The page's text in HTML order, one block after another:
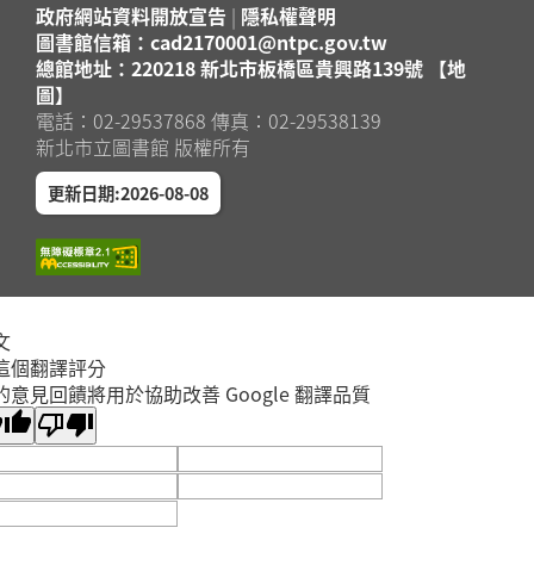
政府網站資料開放宣告 | 隱私權聲明
圖書館信箱：cad2170001@ntpc.gov.tw
總館地址：220218 新北市板橋區貴興路139號 【地
圖】
電話：02-29537868 傳真：02-29538139
新北市立圖書館 版權所有
更新日期:2026-08-08
個翻譯評分
意見回饋將用於協助改善 Google 翻譯品質